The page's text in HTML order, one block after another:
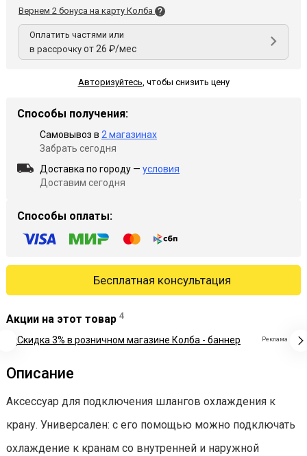
Вернем 2 бонуса на карту Колба
Оплатить частями или
в рассрочку от 26 ₽/мес
Авторизуйтесь, чтобы снизить цену
Способы получения:
Самовывоз в 2 магазинах
Забрать сегодня
Доставка по городу — условия
Доставим сегодня
Способы оплаты:
Бесплатная консультация
Акции на этот товар 4
Реклама
Описание
Аксессуар для подключения шлангов охлаждения к
крану. Универсален: с его помощью можно подключать
охлаждение к кранам со внутренней и наружной